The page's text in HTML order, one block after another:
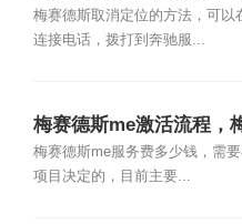
如何取消定位
梅赛德斯取消定位的方法，可以
连接电话，拨打到奔驰服...
梅赛德斯me激活流程，
服务费多少钱一年
梅赛德斯me服务费多少钱，需
项目决定的，目前主要...